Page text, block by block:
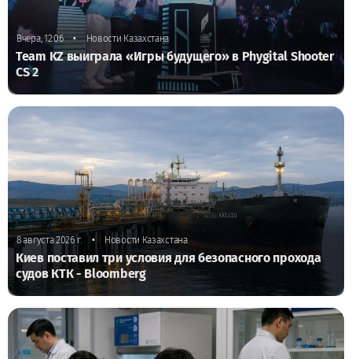
Вчера, 12:06 • Новости Казахстана
Team KZ выиграла «Игры будущего» в Phygital Shooter
CS 2
8 августа 2026 г. • Новости Казахстана
Киев поставил три условия для безопасного прохода
судов КТК - Bloomberg